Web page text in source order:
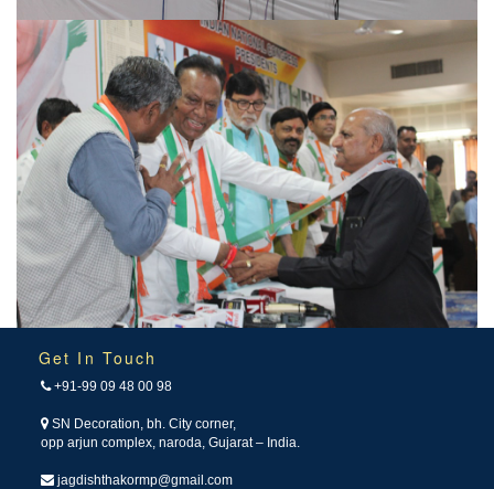
Get In Touch
+91-99 09 48 00 98
SN Decoration, bh. City corner,
opp arjun complex, naroda, Gujarat – India.
jagdishthakormp@gmail.com